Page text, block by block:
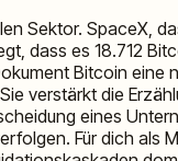
Sektor. SpaceX,
dass es 18.712
Bitcoin eine
verstärkt die
eines
Für dich als